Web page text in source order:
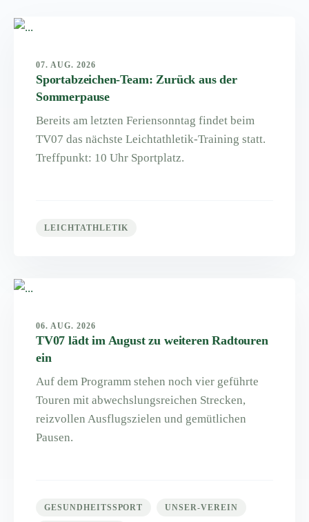
07. AUG. 2026
Sportabzeichen-Team: Zurück aus der
Sommerpause
Bereits am letzten Feriensonntag findet beim
TV07 das nächste Leichtathletik-Training statt.
Treffpunkt: 10 Uhr Sportplatz.
LEICHTATHLETIK
06. AUG. 2026
TV07 lädt im August zu weiteren Radtouren
ein
Auf dem Programm stehen noch vier geführte
Touren mit abwechslungsreichen Strecken,
reizvollen Ausflugszielen und gemütlichen
Pausen.
GESUNDHEITSSPORT UNSER-VEREIN